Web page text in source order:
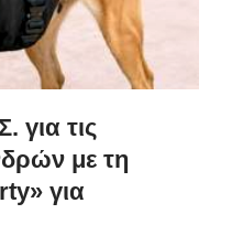
για τις
με τη
για